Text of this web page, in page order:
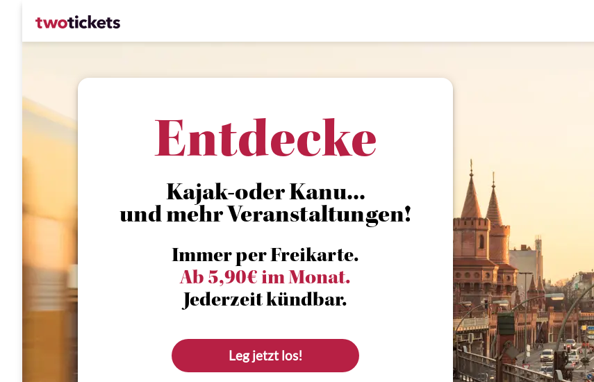
Entdecke
Kajak-oder Kanu...
und mehr Veranstaltungen!
Immer per Freikarte.
Ab 5,90€ im Monat.
Jederzeit kündbar.
Leg jetzt los!